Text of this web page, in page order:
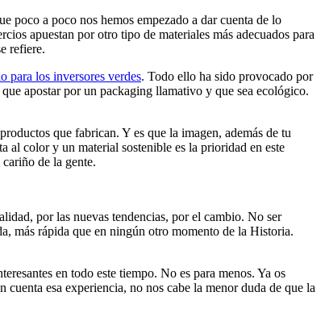
poco a poco nos hemos empezado a dar cuenta de lo
apuestan por otro tipo de materiales más adecuados para
refiere.
para los inversores verdes. Todo ello ha sido provocado por
apostar por un packaging llamativo y que sea ecológico.
que fabrican. Y es que la imagen, además de tu
al color y un material sostenible es la prioridad en este
de la gente.
por las nuevas tendencias, por el cambio. No ser
más rápida que en ningún otro momento de la Historia.
en todo este tiempo. No es para menos. Ya os
esa experiencia, no nos cabe la menor duda de que la